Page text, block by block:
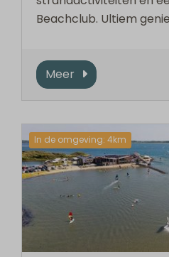
Beachclub. Ultiem
Meer
In de omgeving: 4km